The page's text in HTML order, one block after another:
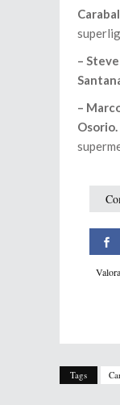
–
–
Osorio.
Tags